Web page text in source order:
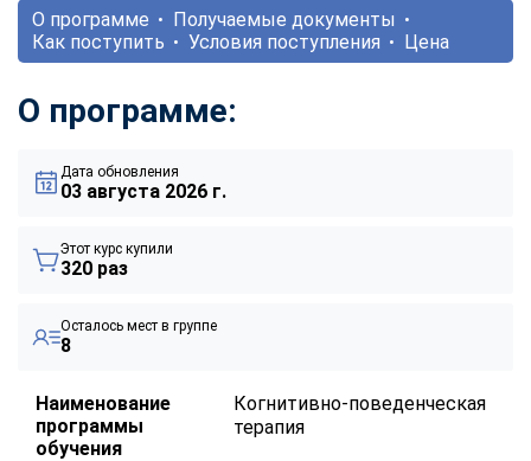
О программе
Получаемые документы
Как поступить
Условия поступления Цена
О программе:
Дата обновления
03 августа 2026 г.
Этот курс купили
320 раз
Осталось мест в группе
8
Наименование
программы
обучения
Когнитивно-поведенческая
терапия